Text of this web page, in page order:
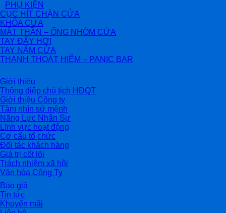
PHỤ KIỆN
CỤC HÍT CHẶN CỬA
KHÓA CỬA
MẮT THẦN – ỐNG NHÒM CỬA
TAY ĐẨY HƠI
TAY NẮM CỬA
THANH THOÁT HIỂM – PANIC BAR
Giới thiệu
Thông điệp chủ tịch HĐQT
Giới thiệu Công ty
Tầm nhìn sứ mệnh
Năng Lực Nhân Sự
Lĩnh vực hoạt động
Cơ cấu tổ chức
Đối tác khách hàng
Giá trị cốt lõi
Trách nhiệm xã hội
Văn hóa Công Ty
Báo giá
Tin tức
Khuyến mãi